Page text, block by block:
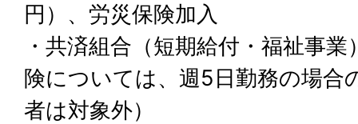
円）、労災保険加入
・共済組合（短期給付・福祉事
険については、週5日勤務の場合
者は対象外）